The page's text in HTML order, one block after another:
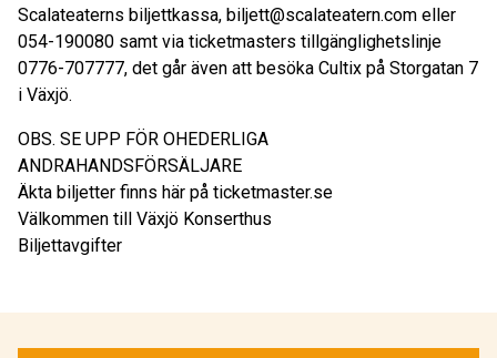
Scalateaterns biljettkassa, biljett@scalateatern.com eller
054-190080 samt via ticketmasters tillgänglighetslinje
0776-707777, det går även att besöka Cultix på Storgatan 7
i Växjö.
OBS. SE UPP FÖR OHEDERLIGA
ANDRAHANDSFÖRSÄLJARE
Äkta biljetter finns här på ticketmaster.se
Välkommen till Växjö Konserthus
Biljettavgifter